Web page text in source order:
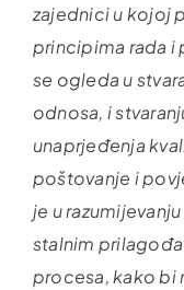
zajednici u kojoj
principima rada i
se ogleda u
odnosa, i
unaprjeđenja
poštovanje i
je u
stalnim
procesa, kako bi